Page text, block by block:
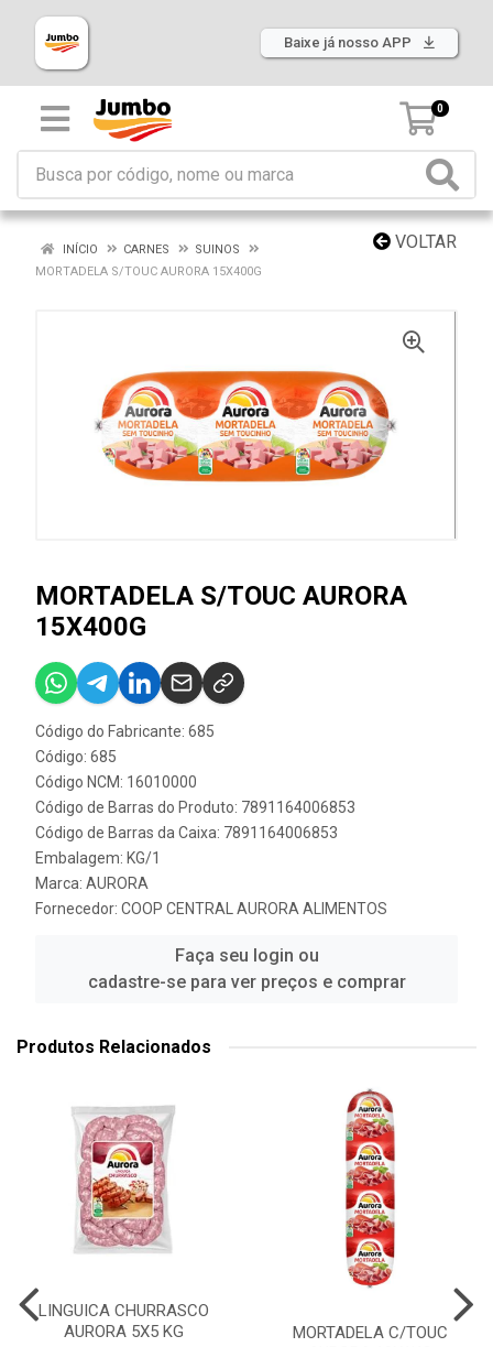
Baixe já nosso APP
0
VOLTAR
INÍCIO CARNES
SUINOS
MORTADELA S/TOUC AURORA 15X400G
MORTADELA S/TOUC AURORA
15X400G
Código do Fabricante: 685
Código: 685
Código NCM: 16010000
Código de Barras do Produto: 7891164006853
Código de Barras da Caixa: 7891164006853
Embalagem: KG/1
Marca: AURORA
Fornecedor: COOP CENTRAL AURORA ALIMENTOS
Faça seu login ou
cadastre-se para ver preços e comprar
Produtos Relacionados
LINGUICA CHURRASCO
AURORA 5X5 KG
MORTADELA C/TOUC